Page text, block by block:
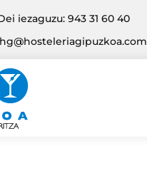
iezaguzu: 943 31 60 40